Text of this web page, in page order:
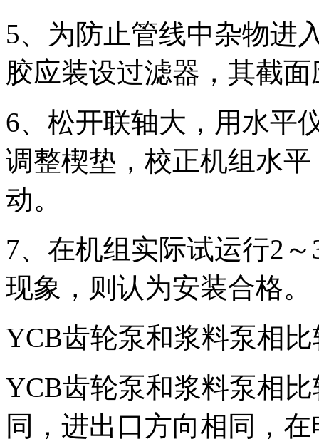
5、为防止管线中杂物进
胶应装设过滤器，其截
6、松开联轴大，用水平
调整楔垫，校正机组水
动。
7、在机组实际试运行2
现象，则认为安装合格。
YCB齿轮泵和浆料泵相
YCB齿轮泵和浆料泵相
同，进出口方向相同，